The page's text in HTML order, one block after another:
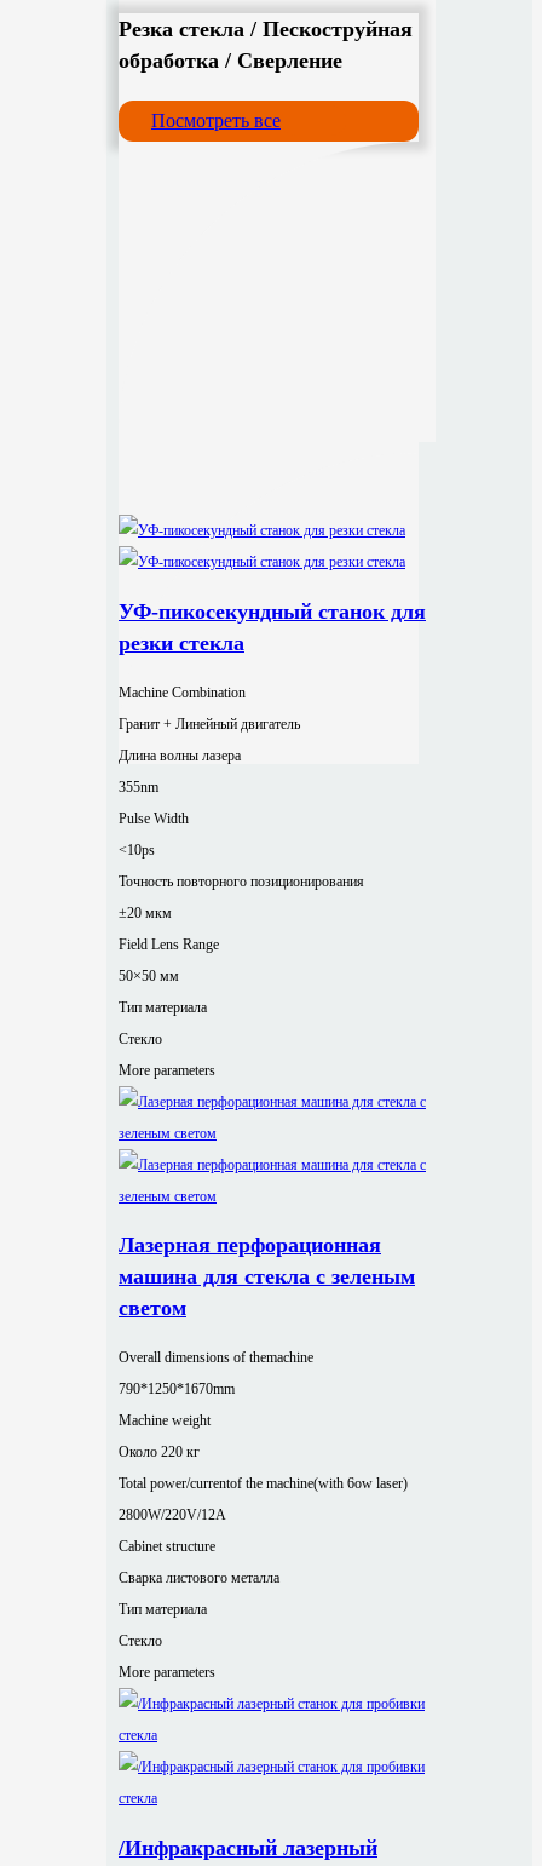
Резка стекла / Пескоструйная
обработка / Сверление
Посмотреть все
УФ-пикосекундный станок для
резки стекла
Machine Combination
Гранит + Линейный двигатель
Длина волны лазера
355nm
Pulse Width
<10ps
Точность повторного позиционирования
±20 мкм
Field Lens Range
50×50 мм
Тип материала
Стекло
More parameters
Лазерная перфорационная
машина для стекла с зеленым
светом
Overall dimensions of themachine
790*1250*1670mm
Machine weight
Около 220 кг
Total power/currentof the machine(with 6ow laser)
2800W/220V/12A
Cabinet structure
Сварка листового металла
Тип материала
Стекло
More parameters
/Инфракрасный лазерный